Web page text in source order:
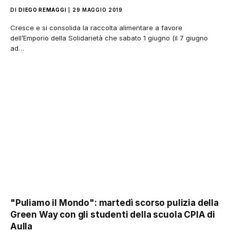
DI DIEGO REMAGGI 29 MAGGIO 2019
Cresce e si consolida la raccolta alimentare a favore
dell’Emporio della Solidarietà che sabato 1 giugno (il 7 giugno
ad…
"Puliamo il Mondo": martedì scorso pulizia della
Green Way con gli studenti della scuola CPIA di
Aulla